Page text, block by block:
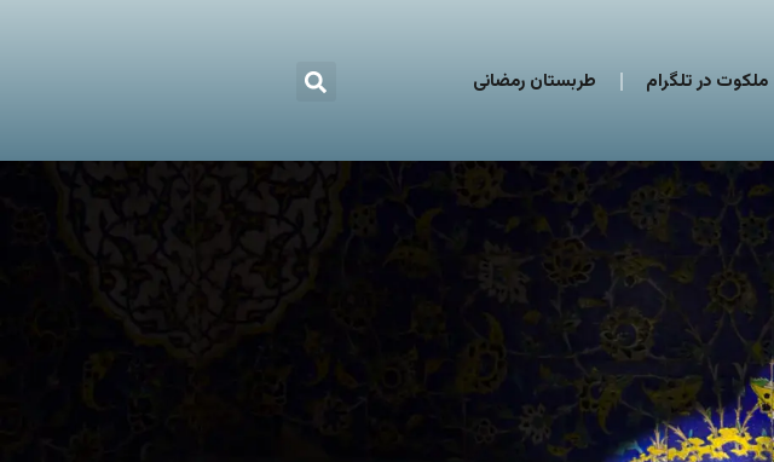
ملکوت در تلگرام طربستان رمضانی